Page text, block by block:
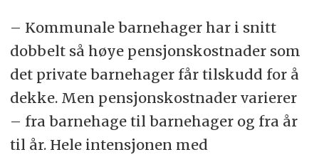
– Kommunale barnehager har i snitt
dobbelt så høye pensjonskostnader som
det private barnehager får tilskudd for å
dekke. Men pensjonskostnader varierer
– fra barnehage til barnehager og fra år
til år. Hele intensjonen med